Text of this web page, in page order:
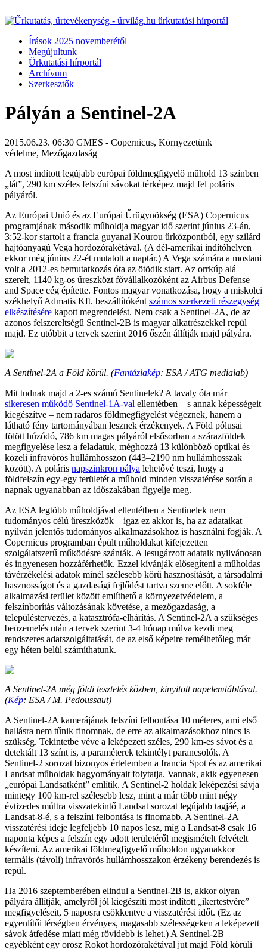
Írások 2025 novemberétől
Megújultunk
Űrkutatási hírportál
Archívum
Szerkesztők
Pályán a Sentinel-2A
2015.06.23. 06:30 GMES - Copernicus, Környezetünk
védelme, Mezőgazdaság
A most indított legújabb európai földmegfigyelő műhold 13 színben
„lát”, 290 km széles felszíni sávokat térképez majd fel poláris
pályáról.
Az Európai Unió és az Európai Űrügynökség (ESA) Copernicus
programjának második műholdja magyar idő szerint június 23-án,
3:52-kor startolt a francia guyanai Kourou űrközpontból, egy szilárd
hajtóanyagú Vega hordozórakétával. (A dél-amerikai indítóhelyen
ekkor még június 22-ét mutatott a naptár.) A Vega számára a mostani
volt a 2012-es bemutatkozás óta az ötödik start. Az orrkúp alá
szerelt, 1140 kg-os űreszközt fővállalkozóként az Airbus Defense
and Space cég építette. Fontos magyar vonatkozása, hogy a miskolci
székhelyű Admatis Kft. beszállítóként számos szerkezeti részegység
elkészítésére kapott megrendelést. Nem csak a Sentinel-2A, de az
azonos felszereltségű Sentinel-2B is magyar alkatrészekkel repül
majd. Ez utóbbit a tervek szerint 2016 őszén állítják majd pályára.
A Sentinel-2A a Föld körül. (Fantáziakép: ESA / ATG medialab)
Mit tudnak majd a 2-es számú Sentinelek? A tavaly óta már
sikeresen működő Sentinel-1A-val ellentétben – s annak képességeit
kiegészítve – nem radaros földmegfigyelést végeznek, hanem a
látható fény tartományában lesznek érzékenyek. A Föld pólusai
fölött húzódó, 786 km magas pályáról elsősorban a szárazföldek
megfigyelése lesz a feladatuk, méghozzá 13 különböző optikai és
közeli infravörös hullámhosszon (443–2190 nm hullámhosszak
között). A poláris napszinkron pálya lehetővé teszi, hogy a
földfelszín egy-egy területét a műhold minden visszatérése során a
napnak ugyanabban az időszakában figyelje meg.
Az ESA legtöbb műholdjával ellentétben a Sentinelek nem
tudományos célú űreszközök – igaz ez akkor is, ha az adataikat
nyilván jelentős tudományos alkalmazásokhoz is használni fogják. A
Copernicus programban épült műholdakat kifejezetten
szolgálatszerű működésre szánták. A lesugárzott adataik nyilvánosan
és ingyenesen hozzáférhetők. Ezzel kívánják elősegíteni a műholdas
távérzékelési adatok minél szélesebb körű hasznosítását, a társadalmi
hasznosságot és a gazdasági fejlődést tartva szeme előtt. A sokféle
alkalmazási terület között említhető a környezetvédelem, a
felszínborítás változásának követése, a mezőgazdaság, a
településtervezés, a katasztrófa-elhárítás. A Sentinel-2A a szükséges
beüzemelés után a tervek szerint 3-4 hónap múlva kezdi meg
rendszeres adatszolgáltatását, de az első képeire remélhetőleg már
egy héten belül számíthatunk.
A Sentinel-2A még földi tesztelés közben, kinyitott napelemtáblával.
(Kép: ESA / M. Pedoussaut)
A Sentinel-2A kamerájának felszíni felbontása 10 méteres, ami első
hallásra nem tűnik finomnak, de erre az alkalmazásokhoz nincs is
szükség. Tekintetbe véve a leképezett széles, 290 km-es sávot és a
detektált 13 színt is, a paraméterek tekintélyt parancsolók. A
Sentinel-2 sorozat bizonyos értelemben a francia Spot és az amerikai
Landsat műholdak hagyományait folytatja. Vannak, akik egyenesen
„európai Landsatként” említik. A Sentinel-2 holdak leképezési sávja
mintegy 100 km-rel szélesebb lesz, mint a már több mint négy
évtizedes múltra visszatekintő Landsat sorozat legújabb tagjáé, a
Landsat-8-é, s a felszíni felbontása is finomabb. A Sentinel-2A
visszatérési ideje legfeljebb 10 napos lesz, míg a Landsat-8 csak 16
naponta képes a felszín egy adott területéről megismételt felvételt
készíteni. Az amerikai földmegfigyelő műholdon ugyanakkor
termális (távoli) infravörös hullámhosszakon érzékeny berendezés is
repül.
Ha 2016 szeptemberében elindul a Sentinel-2B is, akkor olyan
pályára állítják, amelyről jól kiegészíti most indított „ikertestvére”
megfigyeléseit, 5 naposra csökkentve a visszatérési időt. (Ez az
egyenlítői térségben érvényes, magasabb szélességeken a leképezett
sávok átfedése miatt még rövidebb is lehet.) A Sentinel-2B
egyébként egy orosz Rokot hordozórakétával jut majd Föld körüli